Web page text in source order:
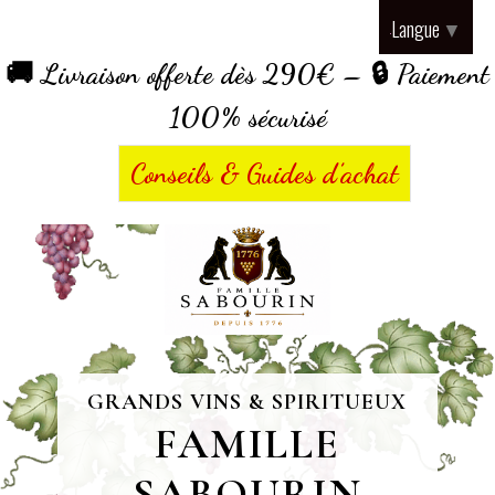
🚚 Livraison offerte dès 290€ – 🔒 Paiement
100% sécurisé
Conseils & Guides d’achat
GRANDS VINS & SPIRITUEUX
FAMILLE
Langue ▼